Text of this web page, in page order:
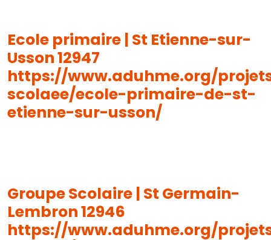
Ecole primaire | St Etienne-sur-
Usson 12947
https://www.aduhme.org/
scolaee/ecole-primaire-de-st-
etienne-sur-usson/
Groupe Scolaire | St Germain-
Lembron 12946
https://www.aduhme.org/